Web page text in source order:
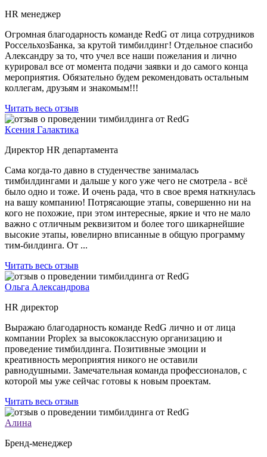
HR менеджер
Огромная благодарность команде RedG от лица сотрудников
РоссельхозБанка, за крутой тимбилдинг! Отдельное спасибо
Александру за то, что учел все наши пожелания и лично
курировал все от момента подачи заявки и до самого конца
мероприятия. Обязательно будем рекомендовать остальным
коллегам, друзьям и знакомым!!!
Читать весь отзыв
Ксения Галактика
Директор HR департамента
Сама когда-то давно в студенчестве занималась
тимбилдингами и дальше у кого уже чего не смотрела - всё
было одно и тоже. И очень рада, что в свое время наткнулась
на вашу компанию! Потрясающие этапы, совершенно ни на
кого не похожие, при этом интересные, яркие и что не мало
важно с отличным реквизитом и более того шикарнейшие
высокие этапы, ювелирно вписанные в общую программу
тим-билдинга. От ...
Читать весь отзыв
Ольга Александрова
HR директор
Выражаю благодарность команде RedG лично и от лица
компании Proplex за высококлассную организацию и
проведение тимбилдинга. Позитивные эмоции и
креативность мероприятия никого не оставили
равнодушными. Замечательная команда профессионалов, с
которой мы уже сейчас готовы к новым проектам.
Читать весь отзыв
Алина
Бренд-менеджер